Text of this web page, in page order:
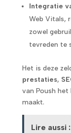
Integratie
Web Vitals,
zowel
tevreden te
Het is deze
prestaties,
van Poush het
maakt.
Lire aussi :